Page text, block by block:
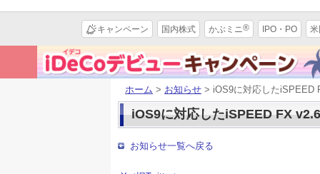
キャンペーン 国内株式 かぶミニ® IPO・PO
ホーム > お知らせ > iOS9に対応したiSPEED
iOS9に対応したiSPEED FX
お知らせ一覧へ戻る